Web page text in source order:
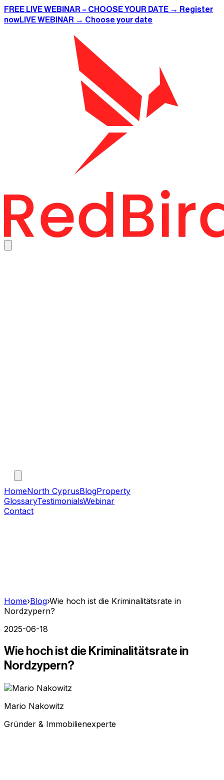
FREE LIVE WEBINAR – CHOOSE YOUR DATE → Register
nowLIVE WEBINAR → Choose your date
HomeNorth CyprusBlogProperty
GlossaryTestimonialsWebinar
Contact
Home›Blog›Wie hoch ist die Kriminalitätsrate in
Nordzypern?
2025-06-18
Wie hoch ist die Kriminalitätsrate in
Nordzypern?
Mario Nakowitz
Gründer & Immobilienexperte